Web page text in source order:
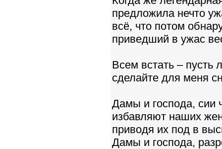
предложила нечто
всё, что потом
приведший в ужас
Всем встать – пусть
сделайте для меня
Дамы и господа, сии
избавляют наших
приводя их под в
Дамы и господа,